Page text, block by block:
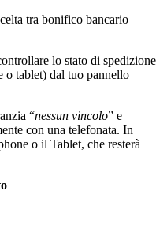
tra bonifico bancario
lo stato di spedizione
o tablet) dal tuo pannello
“nessun vincolo” e
con una telefonata. In
o il Tablet, che resterà